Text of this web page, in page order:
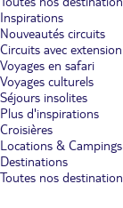
Inspirations
Nouveautés circuits
Circuits avec extension
Voyages en safari
Voyages culturels
Séjours insolites
Plus d'inspirations
Croisières
Locations & Campings
Destinations
Toutes nos